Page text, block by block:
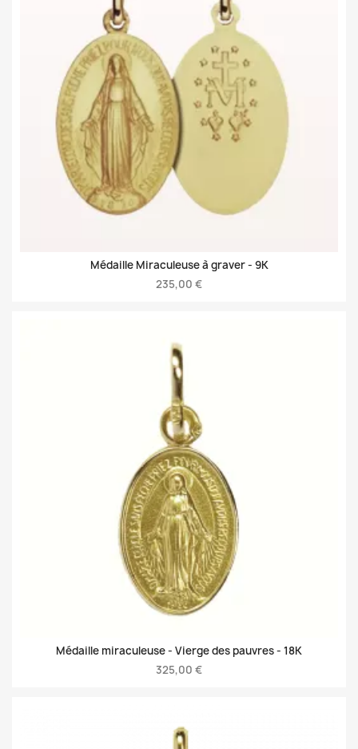
Médaille Miraculeuse à graver - 9K
235,00 €
Médaille miraculeuse - Vierge des pauvres - 18K
325,00 €